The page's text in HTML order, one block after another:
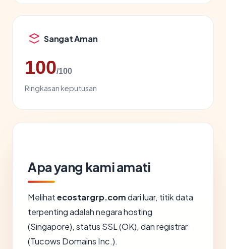
Sangat Aman
100/100
Ringkasan keputusan
Apa yang kami amati
Melihatecostargrp.comdari luar, titik data
terpenting adalah negara hosting
(Singapore), status SSL (OK), dan registrar
(Tucows Domains Inc.).